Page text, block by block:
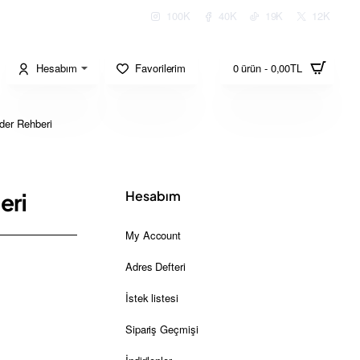
100K 40K 19K 12K
Hesabım Favorilerim 0 ürün - 0,00TL
Rehberi
Hesabım
My Account
Adres Defteri
İstek listesi
Sipariş Geçmişi